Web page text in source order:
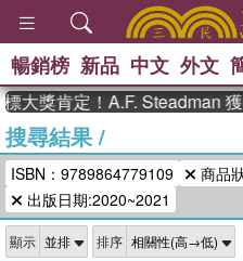
、
史
登
偉大
暢銷榜 新品 中文 外文
大獎肯定！A.F. Steadman
搜尋結果/
ISBN：9789864779109
商品
出版日期:2020~2021
顯示 排序